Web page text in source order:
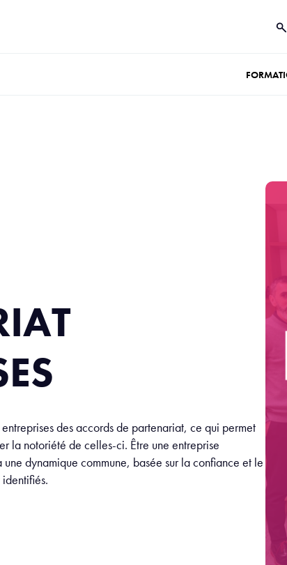
des accords de partenariat, ce qui permet
la notoriété de celles-ci. Être une entreprise
dynamique commune, basée sur la confiance et le